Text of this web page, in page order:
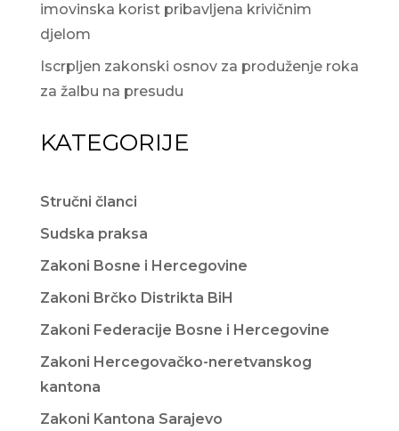
imovinska korist pribavljena krivičnim
djelom
Iscrpljen zakonski osnov za produženje roka
za žalbu na presudu
KATEGORIJE
Stručni članci
Sudska praksa
Zakoni Bosne i Hercegovine
Zakoni Brčko Distrikta BiH
Zakoni Federacije Bosne i Hercegovine
Zakoni Hercegovačko-neretvanskog
kantona
Zakoni Kantona Sarajevo